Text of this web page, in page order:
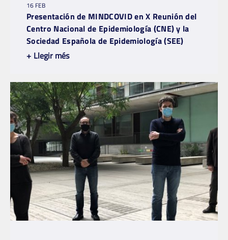
16 FEB
Presentación de MINDCOVID en X Reunión del
Centro Nacional de Epidemiología (CNE) y la
Sociedad Española de Epidemiología (SEE)
+ Llegir més